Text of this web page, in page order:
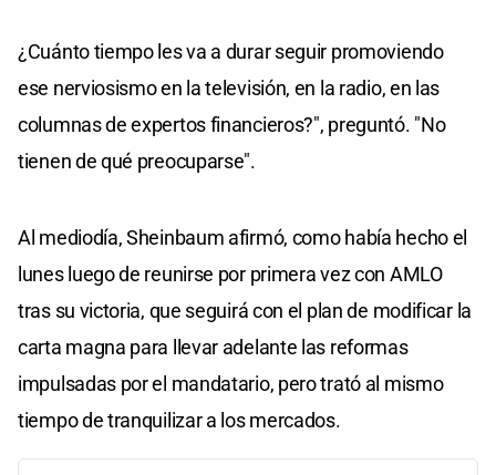
¿Cuánto tiempo les va a durar seguir promoviendo
ese nerviosismo en la televisión, en la radio, en las
columnas de expertos financieros?", preguntó. "No
tienen de qué preocuparse".
Al mediodía, Sheinbaum afirmó, como había hecho el
lunes luego de reunirse por primera vez con AMLO
tras su victoria, que seguirá con el plan de modificar la
carta magna para llevar adelante las reformas
impulsadas por el mandatario, pero trató al mismo
tiempo de tranquilizar a los mercados.